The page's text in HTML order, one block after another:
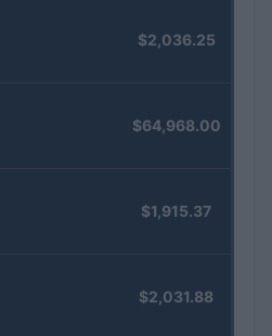
$2,036.25
$64,968.00
$1,915.37
$2,031.88